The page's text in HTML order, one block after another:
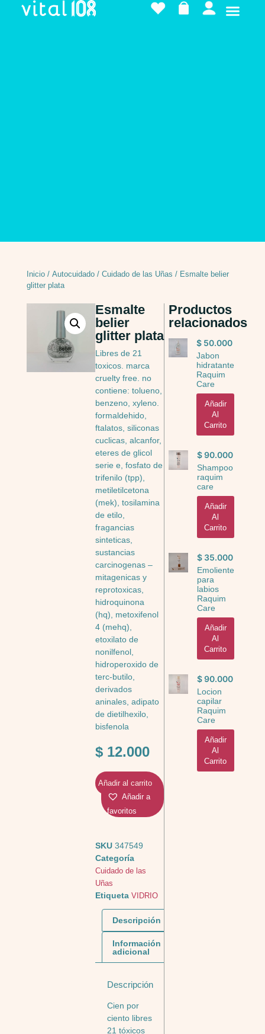
Inicio/ Autocuidado/ Cuidado de las Uñas / Esmalte belier
glitter plata
Esmalte
belier
glitter plata
Libres de 21
toxicos. marca
cruelty free. no
contiene: tolueno,
benzeno, xyleno.
formaldehido,
ftalatos, siliconas
cuclicas, alcanfor,
eteres de glicol
serie e, fosfato de
trifenilo (tpp),
metiletilcetona
(mek), tosilamina
de etilo,
fragancias
sinteticas,
sustancias
carcinogenas –
mitagenicas y
reprotoxicas,
hidroquinona
(hq), metoxifenol
4 (mehq),
etoxilato de
nonilfenol,
hidroperoxido de
terc-butilo,
derivados
aninales, adipato
de dietilhexilo,
bisfenola
$12.000
Añadir al carrito
Añadir a
favoritos
SKU 347549
Categoría
Cuidado de las
Uñas
Etiqueta VIDRIO
Descripción
Información
adicional
Descripción
Cien por
ciento libres
21 tóxicos
Productos
relacionados
$ 50.000
Jabon
hidratante
Raquim
Care
Añadir
Al
Carrito
$90.000
Shampoo
raquim
care
Añadir
Al
Carrito
$35.000
Emoliente
para
labios
Raquim
Care
Añadir
Al
Carrito
$90.000
Locion
capilar
Raquim
Care
Añadir
Al
Carrito